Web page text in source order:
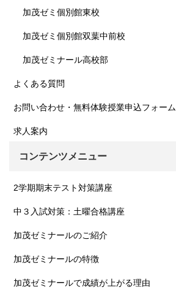
加茂ゼミ個別館東校
加茂ゼミ個別館双葉中前校
加茂ゼミナール高校部
よくある質問
お問い合わせ・無料体験授業申込フォーム
求人案内
コンテンツメニュー
2学期期末テスト対策講座
中３入試対策：土曜合格講座
加茂ゼミナールのご紹介
加茂ゼミナールの特徴
加茂ゼミナールで成績が上がる理由